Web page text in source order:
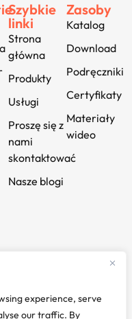
experience, serve
our traffic. By
Szybkie
linki
Strona
główna
Produkty
Usługi
Proszę się z
nami
skontaktować
Nasze blogi
Zasoby
Katalog
Download
Podręczniki
Certyfikaty
Materiały
wideo